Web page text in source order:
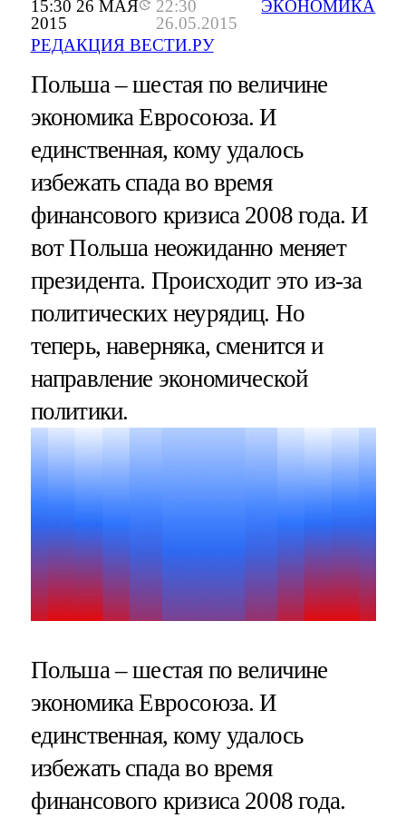
15:30 26 МАЯ
2015
22:30
26.05.2015
РЕДАКЦИЯ ВЕСТИ.РУ
ЭКОНОМИКА
Польша – шестая по величине
экономика Евросоюза. И
единственная, кому удалось
избежать спада во время
финансового кризиса 2008 года. И
вот Польша неожиданно меняет
президента. Происходит это из-за
политических неурядиц. Но
теперь, наверняка, сменится и
направление экономической
политики.
Польша – шестая по величине
экономика Евросоюза. И
единственная, кому удалось
избежать спада во время
финансового кризиса 2008 года.